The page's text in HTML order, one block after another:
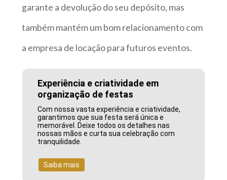
garante a devolução do seu depósito, mas
também mantém um bom relacionamento com
a empresa de locação para futuros eventos.
Experiência e criatividade em
organização de festas
Com nossa vasta experiência e criatividade,
garantimos que sua festa será única e
memorável. Deixe todos os detalhes nas
nossas mãos e curta sua celebração com
tranquilidade.
Saiba mais